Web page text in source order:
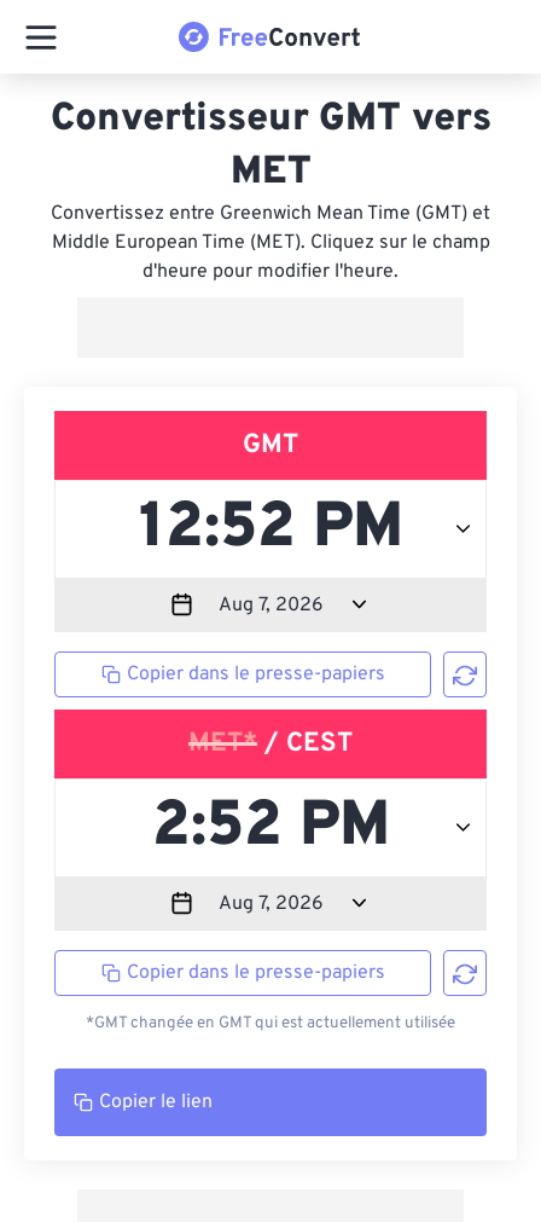
Convertisseur GMT vers
MET
Convertissez entre Greenwich Mean Time (GMT) et
Middle European Time (MET). Cliquez sur le champ
d'heure pour modifier l'heure.
GMT
Copier dans le presse-papiers
MET* / CEST
Copier dans le presse-papiers
*GMT changée en GMT qui est actuellement utilisée
Copier le lien